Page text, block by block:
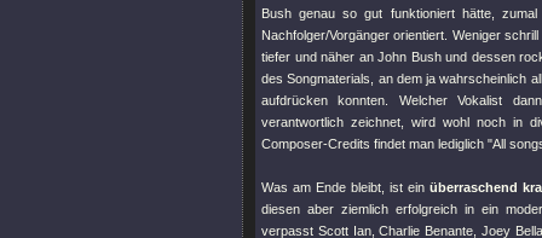
Bush genau so gut funktioniert hätte,
Nachfolger/Vorgänger orientiert. Weniger
tiefer und näher an John Bush und dessen
des Songmaterials, an dem ja wahrscheinlich
aufdrücken konnten. Welcher Vokalist
verantwortlich zeichnet, wird wohl noch in
Composer-Credits findet man lediglich "All
Was am Ende bleibt, ist einüberraschend
diesen aber ziemlich erfolgreich in ein
verpasst Scott Ian, Charlie Benante, Joey